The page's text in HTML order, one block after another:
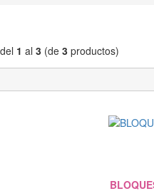
1 al 3(de 3productos)